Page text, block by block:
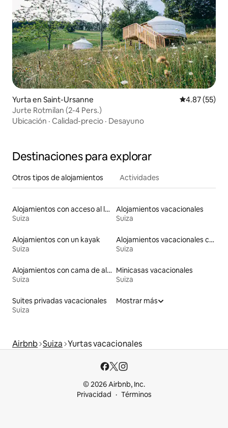
Yurta en Saint-Ursanne Calificación
4.87 (55)
Jurte Rotmilan (2-4 Pers.)
Ubicación · Calidad-precio · Desayuno
Destinaciones para explorar
Otros tipos de alojamientos Actividades
Alojamientos con acceso al lago
Suiza
Alojamientos vacacionales
Suiza
Alojamientos con un kayak
Suiza
Alojamientos vacacionales con piscina
Suiza
Alojamientos con cama de altura accesible
Suiza
Minicasas vacacionales
Suiza
Suites privadas vacacionales
Suiza
Mostrar más
Airbnb Suiza Yurtas vacacionales
© 2026 Airbnb, Inc.
Privacidad
Términos